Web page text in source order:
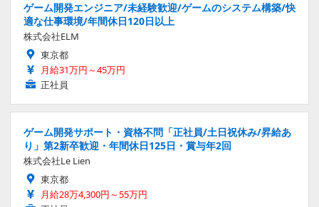
ゲーム開発エンジニア/未経験歓迎/ゲームのシステム構築/快
適な仕事環境/年間休日120日以上
株式会社ELM
東京都
月給31万円～45万円
正社員
ゲーム開発サポート・資格不問「正社員/土日祝休み/昇給あ
り」第2新卒歓迎・年間休日125日・賞与年2回
株式会社Le Lien
東京都
月給28万4,300円～55万円